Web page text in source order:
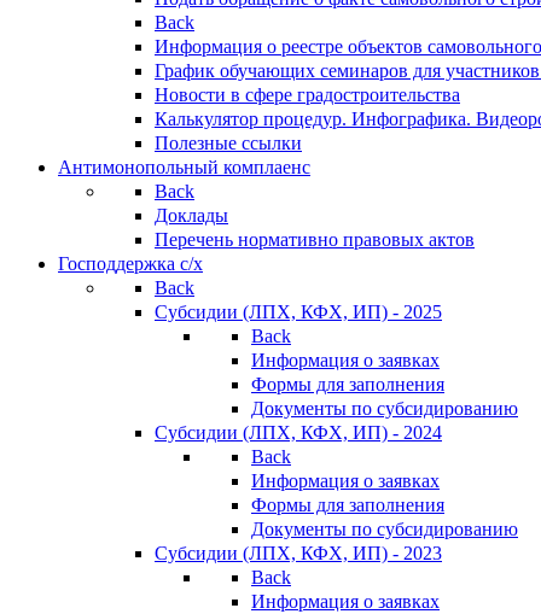
Back
Информация о реестре объектов
График обучающих семинаров для участников
Новости в сфере градостроительства
Калькулятор процедур. Инфографика.
Полезные ссылки
Антимонопольный комплаенс
Back
Доклады
Перечень нормативно правовых актов
Господдержка с/х
Back
Субсидии (ЛПХ, КФХ, ИП) - 2025
Back
Информация о заявках
Формы для заполнения
Документы по субсидированию
Субсидии (ЛПХ, КФХ, ИП) - 2024
Back
Информация о заявках
Формы для заполнения
Документы по субсидированию
Субсидии (ЛПХ, КФХ, ИП) - 2023
Back
Информация о заявках